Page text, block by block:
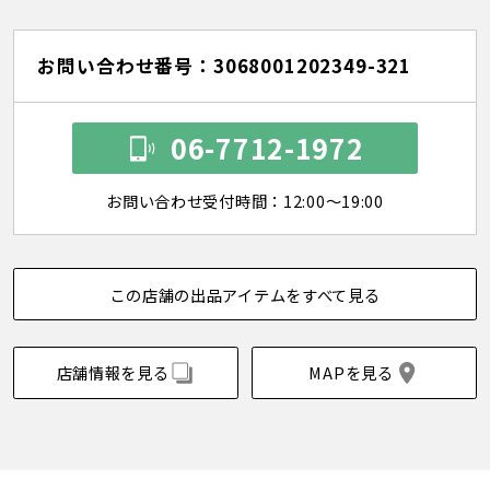
お問い合わせ番号：3068001202349-321
06-7712-1972
お問い合わせ受付時間：12:00～19:00
この店舗の出品アイテムをすべて見る
店舗情報を見る MAPを見る